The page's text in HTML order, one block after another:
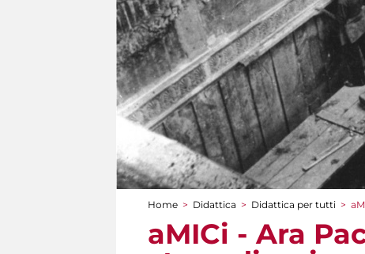
Tu sei qui
Home > Didattica > Didattica per tutti >
aMICi - Ara